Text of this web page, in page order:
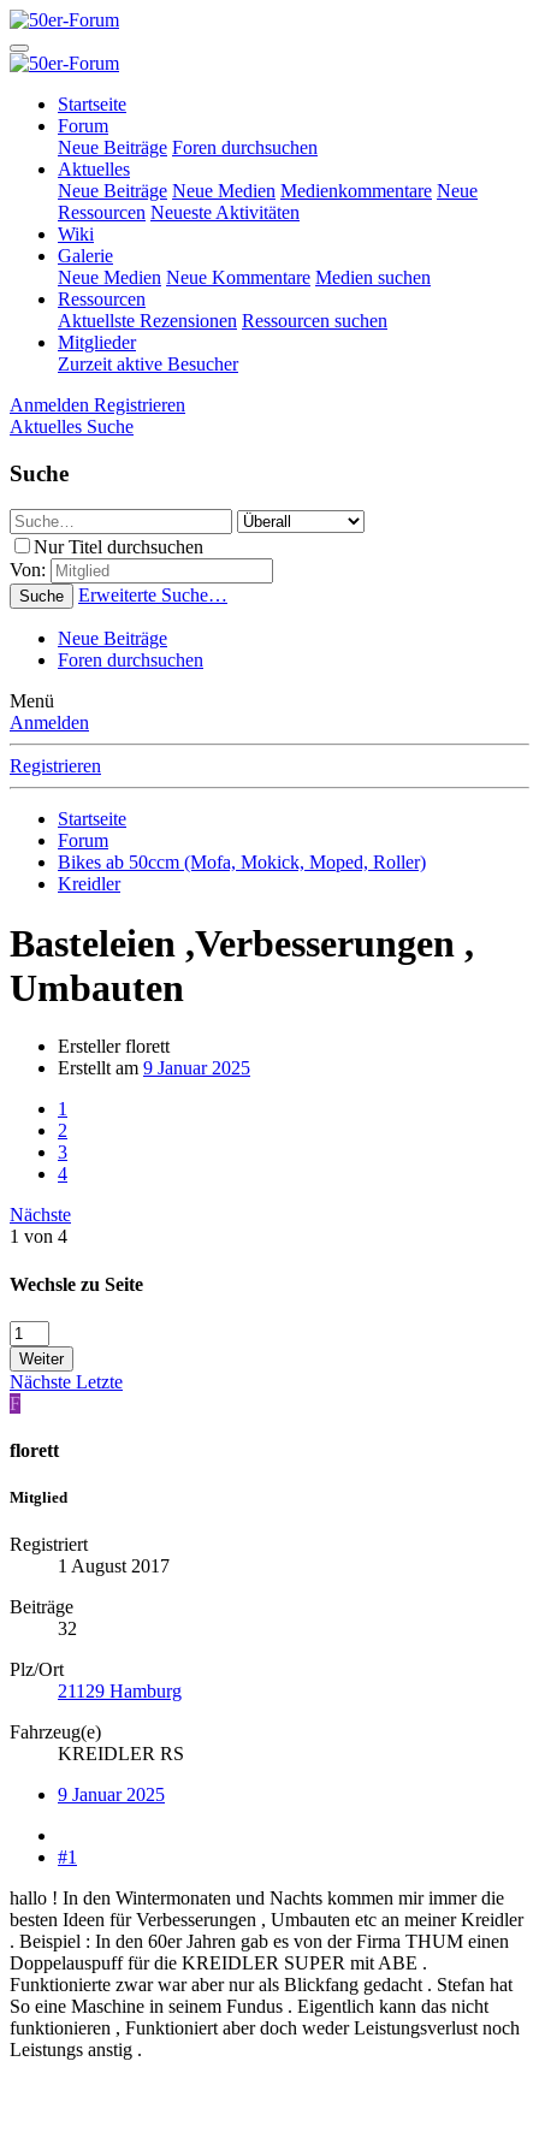
Startseite
Forum
Neue Beiträge Foren durchsuchen
Aktuelles
Neue Beiträge Neue Medien Medienkommentare Neue
Ressourcen Neueste Aktivitäten
Wiki
Galerie
Neue Medien Neue Kommentare Medien suchen
Ressourcen
Aktuellste Rezensionen Ressourcen suchen
Mitglieder
Zurzeit aktive Besucher
Anmelden Registrieren
Aktuelles Suche
Suche
Nur Titel durchsuchen
Von:
Suche Erweiterte Suche…
Neue Beiträge
Foren durchsuchen
Menü
Anmelden
Registrieren
Startseite
Forum
Bikes ab 50ccm (Mofa, Mokick, Moped, Roller)
Kreidler
Basteleien ,Verbesserungen ,
Umbauten
Erstellerflorett
Erstellt am 9 Januar 2025
1
2
3
4
Nächste
1 von 4
Wechsle zu Seite
Weiter
Nächste Letzte
F
florett
Mitglied
Registriert
1 August 2017
Beiträge
32
Plz/Ort
21129 Hamburg
Fahrzeug(e)
KREIDLER RS
9 Januar 2025
#1
hallo ! In den Wintermonaten und Nachts kommen mir immer die
besten Ideen für Verbesserungen , Umbauten etc an meiner Kreidler
. Beispiel : In den 60er Jahren gab es von der Firma THUM einen
Doppelauspuff für die KREIDLER SUPER mit ABE .
Funktionierte zwar war aber nur als Blickfang gedacht . Stefan hat
So eine Maschine in seinem Fundus . Eigentlich kann das nicht
funktionieren , Funktioniert aber doch weder Leistungsverlust noch
Leistungs anstig .